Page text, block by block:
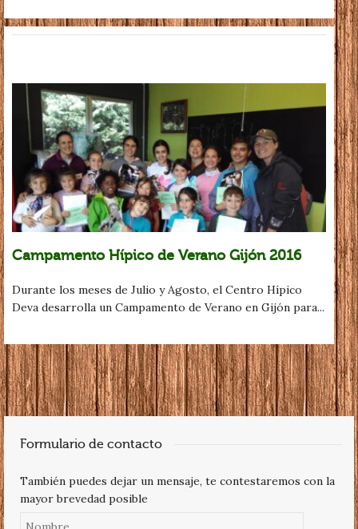
Campamento Hípico de Verano Gijón 2016
Durante los meses de Julio y Agosto, el Centro Hípico
Deva desarrolla un Campamento de Verano en Gijón para...
Formulario de contacto
También puedes dejar un mensaje, te contestaremos con la
mayor brevedad posible